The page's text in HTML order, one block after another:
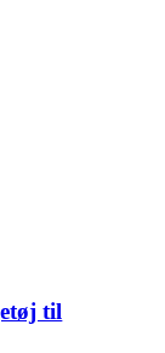
til